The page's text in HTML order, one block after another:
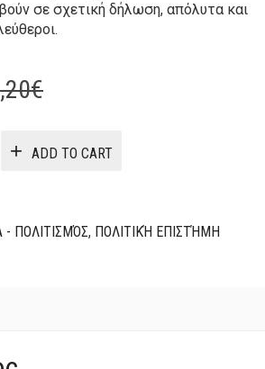
σε σχετική δήλωση, απόλυτα και
€Original
was:
Current
is:
ADD TO CART
- ΠΟΛΙΤΙΣΜΌΣ, ΠΟΛΙΤΙΚΉ ΕΠΙΣΤΉΜΗ